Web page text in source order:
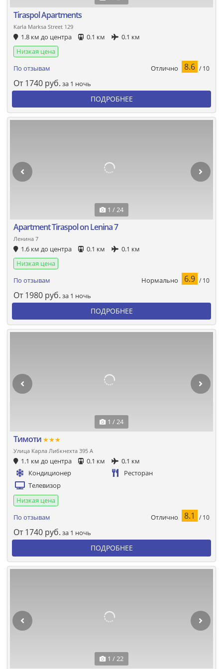
Tiraspol Apartments
Karla Marksa Street 129
1.8 км до центра 0.1 км
0.1 км
Низкая цена
По отзывам
Отлично 8.6 / 10
От 1740 руб. за 1 ночь
ПОДРОБНЕЕ
1 / 24
Apartment Tiraspol on Lenina 7
Ленина 7
1.6 км до центра 0.1 км
0.1 км
Низкая цена
По отзывам
Нормально 6.9 / 10
От 1980 руб. за 1 ночь
ПОДРОБНЕЕ
1 / 24
Тимоти ★★★
Улица Карла Либкнехта 395 A
1.1 км до центра 0.1 км
0.1 км
Кондиционер
Ресторан
Телевизор
Низкая цена
По отзывам
Отлично 8.1 / 10
От 1740 руб. за 1 ночь
ПОДРОБНЕЕ
1 / 22